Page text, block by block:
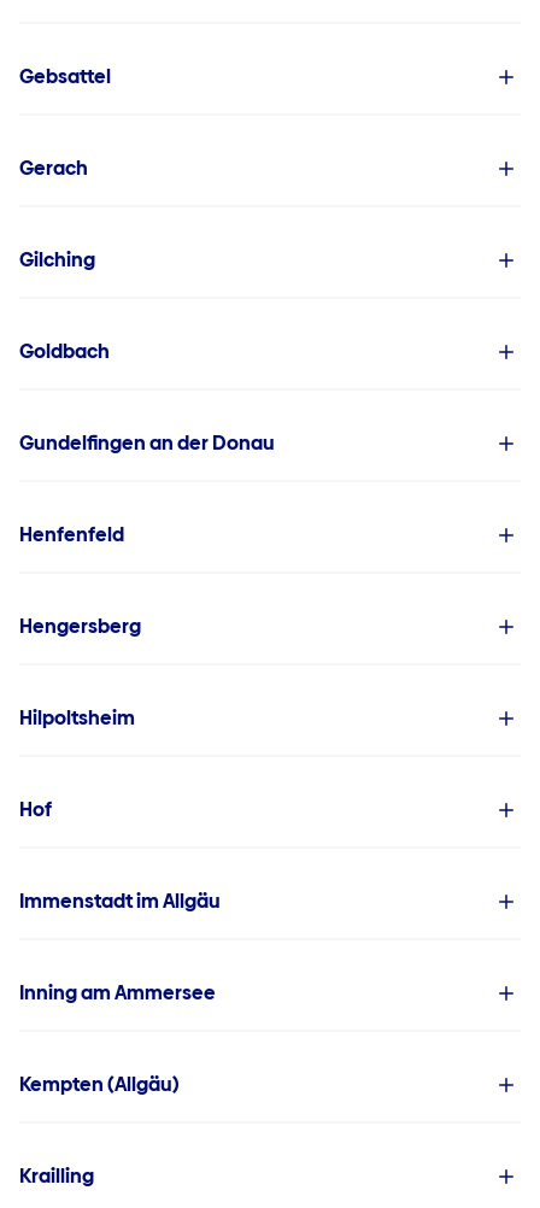
Gebsattel
Gerach
Gilching
Goldbach
Gundelfingen an der Donau
Henfenfeld
Hengersberg
Hilpoltsheim
Hof
Immenstadt im Allgäu
Inning am Ammersee
Kempten (Allgäu)
Krailling